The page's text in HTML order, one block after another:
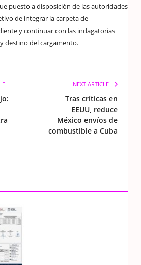
puesto a disposición de las autoridades
de integrar la carpeta de
y continuar con las indagatorias
destino del cargamento.
NEXT ARTICLE
Tras críticas en
EEUU, reduce
México envíos de
combustible a Cuba